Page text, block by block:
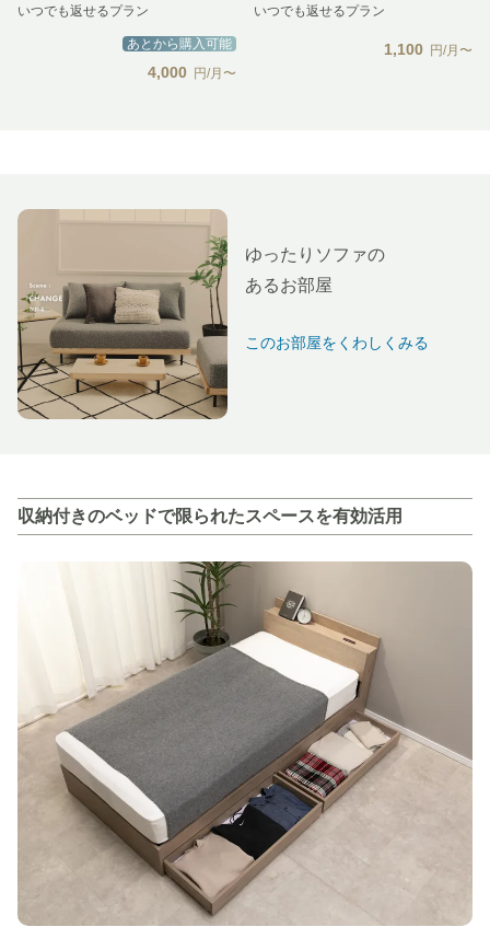
いつでも返せるプラン
あとから購入可能
4,000 円/月〜
いつでも返せるプラン
1,100 円/月〜
ゆったりソファの
あるお部屋
このお部屋をくわしくみる
収納付きのベッドで限られたスペースを有効活用